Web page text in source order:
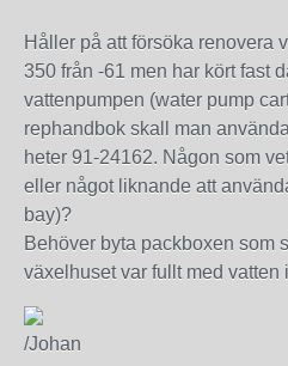
Håller på att försöka renovera
350 från -61 men har kört fast
vattenpumpen (water pump
rephandbok skall man
heter 91-24162. Någon som
eller något liknande att
bay)?
Behöver byta packboxen som
växelhuset var fullt med vatten
/Johan